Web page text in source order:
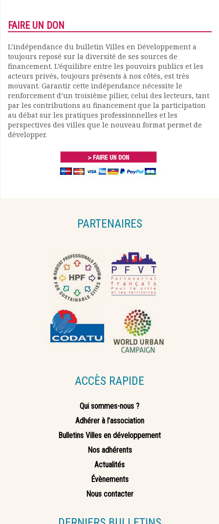
FAIRE UN DON
L’indépendance du bulletin Villes en Développement a
toujours reposé sur la diversité de ses sources de
financement. L’équilibre entre les pouvoirs publics et les
acteurs privés, toujours présents à nos côtés, est très
mouvant. Garantir cette indépendance nécessite le
renforcement d’un troisième pilier, celui des lecteurs, tant
par les contributions au financement que la participation
au débat sur les pratiques professionnelles et les
perspectives des villes que le nouveau format permet de
développer.
PARTENAIRES
ACCÈS RAPIDE
Qui sommes-nous ?
Adhérer à l’association
Bulletins Villes en développement
Nos adhérents
Actualités
Évènements
Nous contacter